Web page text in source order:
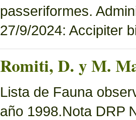
passeriformes.
27/9/2024: Accipiter
Romiti, D. y M.
Lista de Fauna
año 1998.Nota DRP